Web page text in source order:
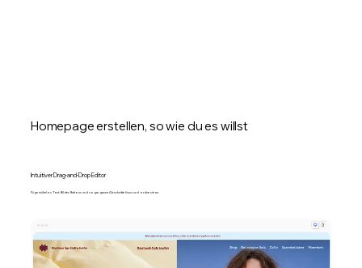
Homepage erstellen, so wie du es willst
Intuitiver Drag-and-Drop Editor
Füge mühelos Text, Bilder, Buttons und sogar ganze Abschnitte hinzu und ordne sie an.